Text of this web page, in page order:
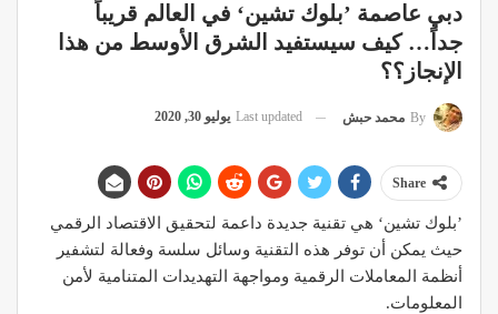
دبي عاصمة ’بلوك تشين‘ في العالم قريباً
جداً… كيف سيستفيد الشرق الأوسط من هذا
الإنجاز؟؟
By محمد حبش Last updated يوليو 30, 2020
Share
’بلوك تشين‘ هي تقنية جديدة داعمة لتحقيق الاقتصاد الرقمي
حيث يمكن أن توفر هذه التقنية وسائل سلسة وفعالة لتشفير
أنظمة المعاملات الرقمية ومواجهة التهديدات المتنامية لأمن
المعلومات.